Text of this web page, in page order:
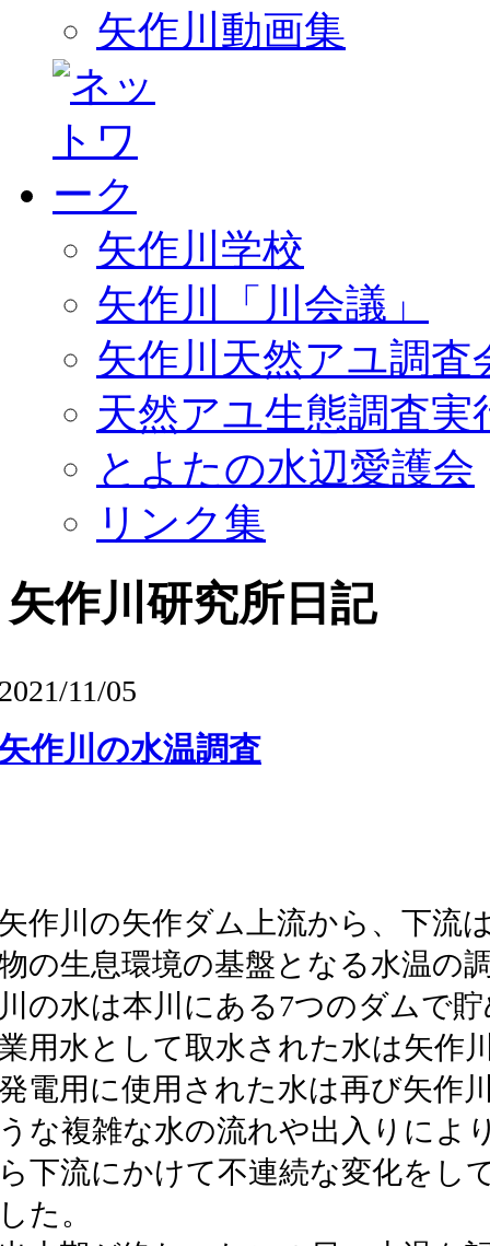
矢作川動画集
矢作川学校
矢作川「川会議」
矢作川天然アユ調査
天然アユ生態調査実
とよたの水辺愛護会
リンク集
矢作川研究所日記
11/05
作川の水温調査
作川の矢作ダム上流から、下流
の生息環境の基盤となる水温の
の水は本川にある7つのダムで
用水として取水された水は矢作
電用に使用された水は再び矢作
な複雑な水の流れや出入りによ
下流にかけて不連続な変化をし
た。